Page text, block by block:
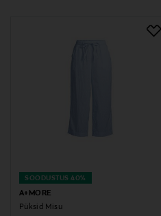
SOODUSTUS 40%
A+MORE
Püksid Misu